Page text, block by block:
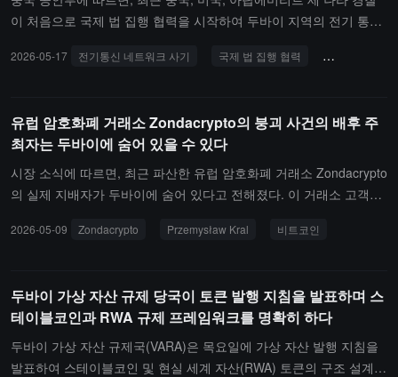
이 처음으로 국제 법 집행 협력을 시작하여 두바이 지역의 전기 통신
적으로 적발하고 범죄 용의자 276명을 체포하였다.조사 결과, 관련
트에 투자하게 하여 피해자를 속였다. 중국 공안부 관계자는 이번 공
동 단속 작전이 중국 경찰의 국제 법 집행 협력의 중요한 성과라고 밝
혔으며, 중국 경찰은 더 많은 국가와 실질적인 협력을 심화하고 공동
단속 작전을 진행하여 전기 사기 소굴을 철저히 소탕하고 전기 사기
적으로 보호할 것이라고 말했다.
2026-05-17 전기통신 네트워크 사기 국제 법 집행 협력 암호화폐 프
유럽 암호화폐 거래소 Zondacrypto의 붕괴 사건의 배후 주
최자는 두바이에 숨어 있을 수 있다
시장 소식에 따르면, 최근 파산한 유럽 암호화폐 거래소 Zondacrypto
의 실제 지배자가 두바이에 숨어 있다고 전해졌다. 이 거래소 고객의
Zondacrypto의 공식 책임자가 "Maniek"이라는 별명을 가진 남성과
은 회사의 준비금이 99% 이상 감소한 후 실종되었으며, 이전에는 이
스라엘로 도망친 것으로 여겨졌으나 현재 아랍에미리트에 있는 것으
로 확인되었다. 이 거래소는 2014년에 설립된 BitBay의 전신으로, 20
21년에 Kral이 인수하여 Zondacrypto로 이름을 변경하고 에스토니
2026-05-09 Zondacrypto Przemysław Kral 비트코인
두바이 가상 자산 규제 당국이 토큰 발행 지침을 발표하며 스
테이블코인과 RWA 규제 프레임워크를 명확히 하다
두바이 가상 자산 규제국(VARA)은 목요일에 가상 자산 발행 지침을
발표하여 스테이블코인 및 현실 세계 자산(RWA) 토큰의 구조 설계,